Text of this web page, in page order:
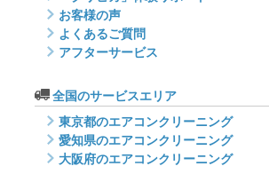
お客様の声
よくあるご質問
アフターサービス
全国のサービスエリア
東京都のエアコンクリーニング
愛知県のエアコンクリーニング
大阪府のエアコンクリーニング